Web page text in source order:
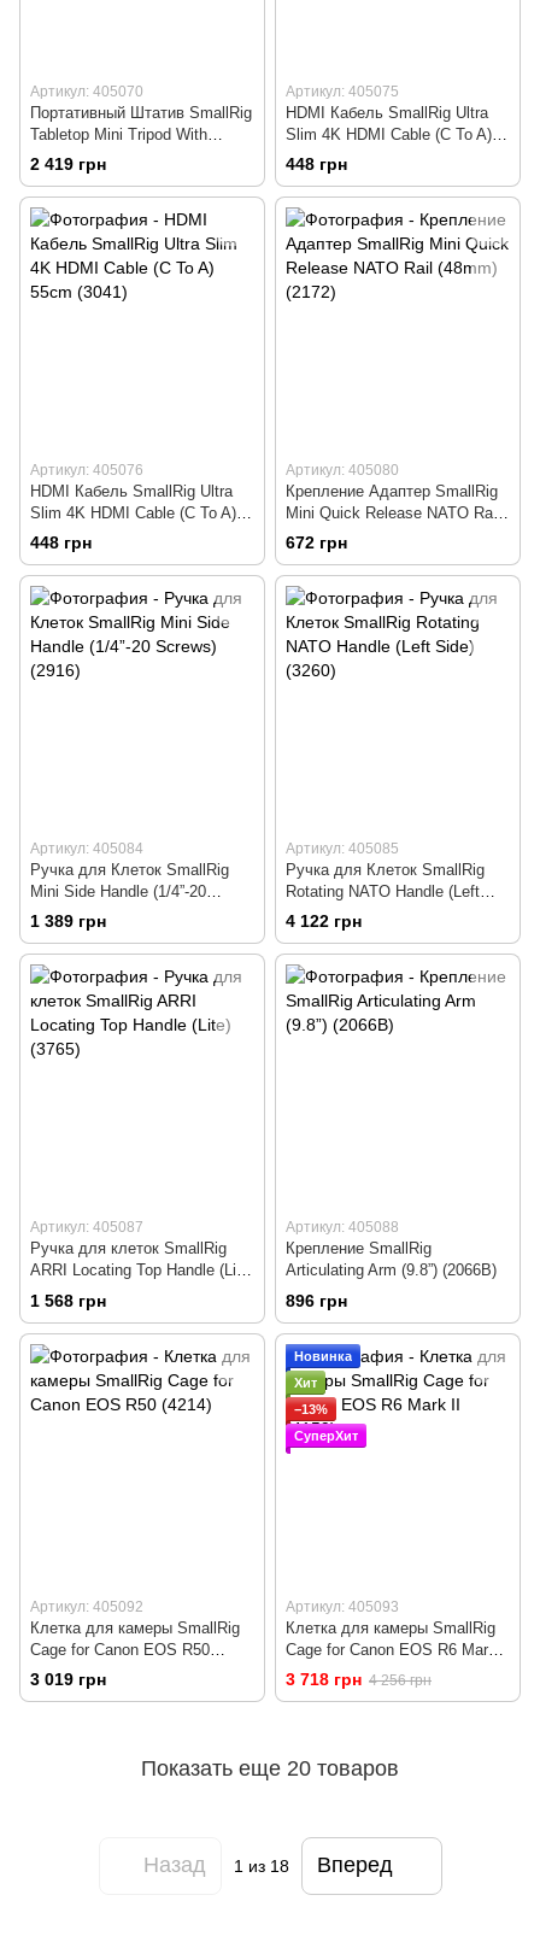
Артикул: 405070
Портативный Штатив SmallRig
Tabletop Mini Tripod With
Panoramic Ball Head
(BUT2664)
2 419 грн
Артикул: 405075
HDMI Кабель SmallRig Ultra
Slim 4K HDMI Cable (C To A)
35cm (3040)
448 грн
Артикул: 405076
HDMI Кабель SmallRig Ultra
Slim 4K HDMI Cable (C To A)
55cm (3041)
448 грн
Артикул: 405080
Крепление Адаптер SmallRig
Mini Quick Release NATO Rail
(48mm) (2172)
672 грн
Артикул: 405084
Ручка для Клеток SmallRig
Mini Side Handle (1/4”-20
Screws) (2916)
1 389 грн
Артикул: 405085
Ручка для Клеток SmallRig
Rotating NATO Handle (Left
Side) (3260)
4 122 грн
Артикул: 405087
Ручка для клеток SmallRig
ARRI Locating Top Handle (Lite)
(3765)
1 568 грн
Артикул: 405088
Крепление SmallRig
Articulating Arm (9.8”) (2066B)
896 грн
Артикул: 405092
Клетка для камеры SmallRig
Cage for Canon EOS R50
(4214)
3 019 грн
Новинка
Хит
−13%
СуперХит
Артикул: 405093
Клетка для камеры SmallRig
Cage for Canon EOS R6 Mark
II (4159)
3 718 грн 4 256 грн
Показать еще 20 товаров
Назад 1 из 18 Вперед